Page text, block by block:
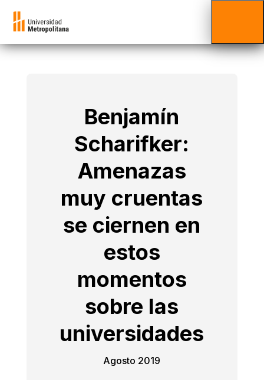
Benjamín
Scharifker:
Amenazas
muy cruentas
se ciernen en
estos
momentos
sobre las
universidades
Agosto 2019